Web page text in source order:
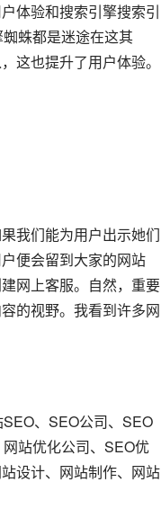
体验和搜索引擎搜索引
蛛都是迷途在这其
这也提升了用户体验。
我们能为用户出示她们
便会留到大家的网站
网上客服。自然，重要
的视野。我看到许多网
、SEO公司、SEO
站优化公司、SEO优
设计、网站制作、网站